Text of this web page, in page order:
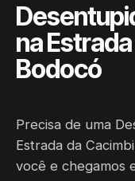
na
Bodocó
Precisa de uma
Estrada da
você e chegamos